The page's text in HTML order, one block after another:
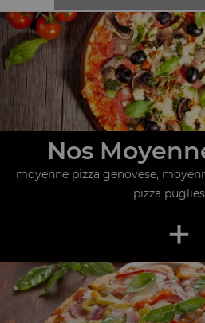
Nos
moyenne pizza genovese,
pizza
+